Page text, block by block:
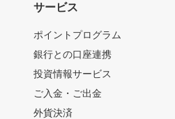
サービス
ポイントプログラム
銀行との口座連携
投資情報サービス
ご入金・ご出金
外貨決済